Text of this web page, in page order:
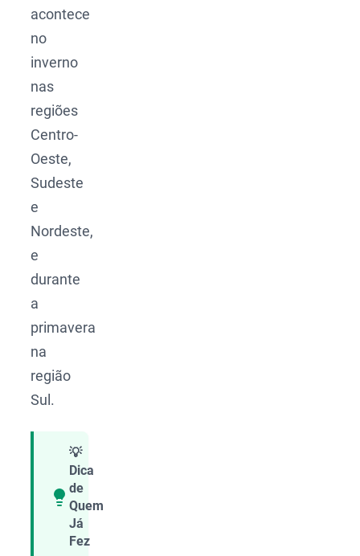
acontece
no
inverno
nas
regiões
Centro-
Oeste,
Sudeste
e
Nordeste,
e
durante
a
primavera
na
região
Sul.
💡
Dica
de
Quem
Já
Fez